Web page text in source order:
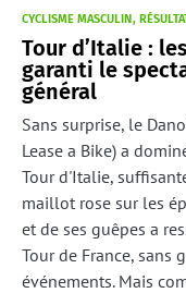
CYCLISME MASCULIN
Tour d’Italie :
garanti le
général
Sans surprise, le
Lease a Bike) a
Tour d'Italie,
maillot rose sur les
et de ses guêpes a
Tour de France, sans
événements. Mais